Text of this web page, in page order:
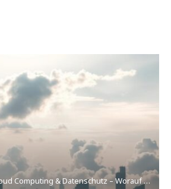
Computing & Datenschutz – Worauf Unternehmen achten müssen